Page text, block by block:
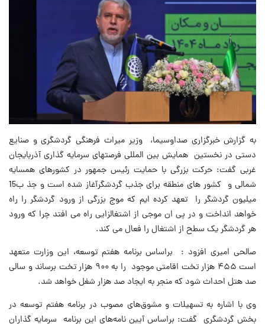
به گزارش خبرگزاری صداوسیما، وزیر میراث فرهنگی گردشگری و صنایع
دستی در نخستین همایش بین المللی فرصتهای سرمایه گذاری آذربایجان
غربی گفت: حرکت بزرگی با حمایت رئیس جمهور در کشورهای همسایه
شمالی و کشور های منطقه برای جذب گردشگرآغاز شده است و جذ ب15
میلیون گردشگر را تعهد کرده ایم که موج بزرگی از ورود گردشگر را راه
خواهد انداخت و در پی ان موجی از اشتغالزایی راه می افتد چرا که ورود
هر گردشگر یک سطح از اشتغال را فعال می کند.
صالحی امیری افزود : براساس برنامه هفتم توسعه، این وزارت متعهد
است ۴۵۵ هزار تخت اقامتی موجود را به ۹۰۰ هزار تخت برساند و سالی
صد هتل احداث شود که منجر به ایجاد صد هزار شغل خواهد شد.
وی با اشاره به تسهیلات و مشوق‌های مصوب در برنامه هفتم توسعه در
بخش گردشگری گفت: براساس آیین نامه‌های این برنامه سرمایه گذاران